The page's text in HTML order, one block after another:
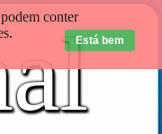
conter
Está bem